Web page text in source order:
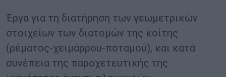
Έργα για τη διατήρηση των γεωμετρικών
στοιχείων των διατομών της κοίτης
(ρέματος-χειμάρρου-ποταμού), και κατά
συνέπεια της παροχετευτικής της